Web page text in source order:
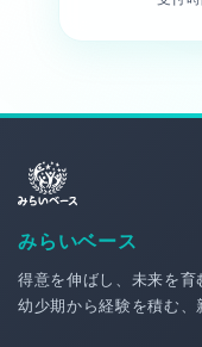
みらいベース
得意を伸ばし、未来を育
幼少期から経験を積む、